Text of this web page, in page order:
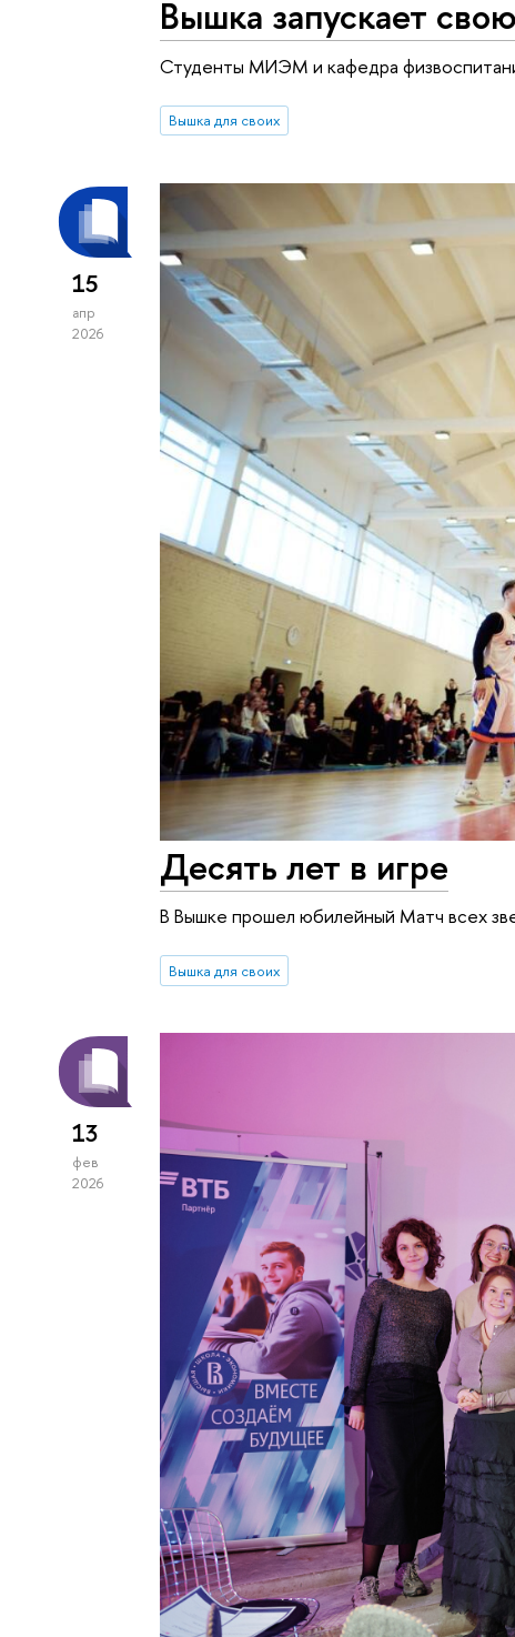
Вышка запускает
Студенты МИЭМ и кафедра
Вышка для своих
15
апр
2026
Десять лет в игре
В Вышке прошел юбилейный Матч всех
Вышка для своих
13
фев
2026